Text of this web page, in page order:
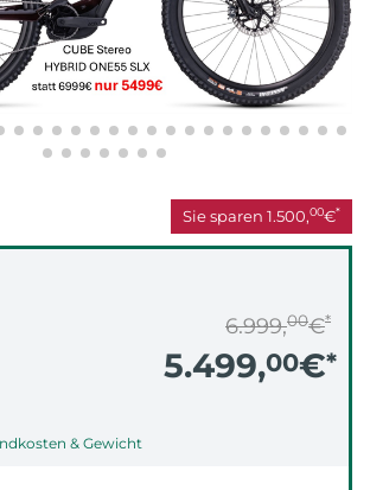
Sie sparen 1.500,00€*
6.999,00€*
5.499,00€*
& Gewicht